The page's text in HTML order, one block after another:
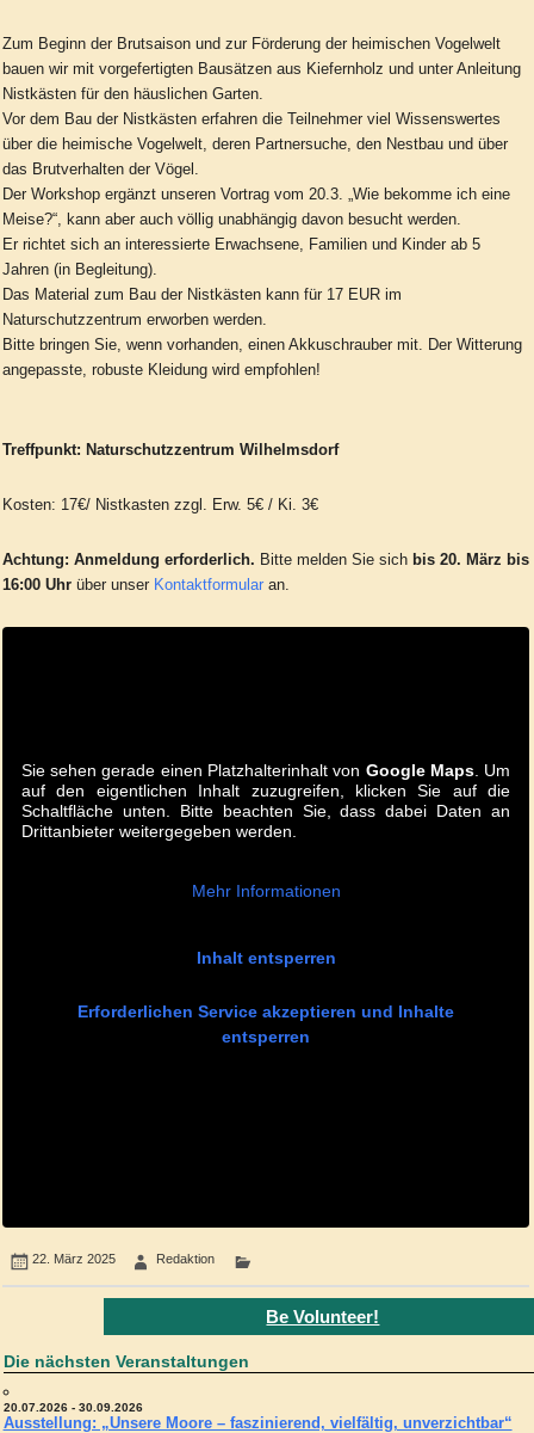
Zum Beginn der Brutsaison und zur Förderung der heimischen Vogelwelt
bauen wir mit vorgefertigten Bausätzen aus Kiefernholz und unter Anleitung
Nistkästen für den häuslichen Garten.
Vor dem Bau der Nistkästen erfahren die Teilnehmer viel Wissenswertes
über die heimische Vogelwelt, deren Partnersuche, den Nestbau und über
das Brutverhalten der Vögel.
Der Workshop ergänzt unseren Vortrag vom 20.3. „Wie bekomme ich eine
Meise?“, kann aber auch völlig unabhängig davon besucht werden.
Er richtet sich an interessierte Erwachsene, Familien und Kinder ab 5
Jahren (in Begleitung).
Das Material zum Bau der Nistkästen kann für 17 EUR im
Naturschutzzentrum erworben werden.
Bitte bringen Sie, wenn vorhanden, einen Akkuschrauber mit. Der Witterung
angepasste, robuste Kleidung wird empfohlen!
Treffpunkt: Naturschutzzentrum Wilhelmsdorf
Kosten: 17€/ Nistkasten zzgl. Erw. 5€ / Ki. 3€
Achtung: Anmeldung erforderlich. Bitte melden Sie sich bis 20. März bis
16:00 Uhr über unserKontaktformularan.
Sie sehen gerade einen Platzhalterinhalt von Google Maps. Um
auf den eigentlichen Inhalt zuzugreifen, klicken Sie auf die
Schaltfläche unten. Bitte beachten Sie, dass dabei Daten an
Drittanbieter weitergegeben werden.
Mehr Informationen
Inhalt entsperren
Erforderlichen Service akzeptieren und Inhalte
entsperren
22. März 2025 Redaktion
Be Volunteer!
Die nächsten Veranstaltungen
20.07.2026 - 30.09.2026
Ausstellung: „Unsere Moore – faszinierend, vielfältig, unverzichtbar“